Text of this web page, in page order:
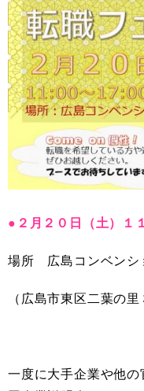
●２月２０日（土）１
場所 広島コンベン
（広島市東区二葉の
一度に大手企業や他